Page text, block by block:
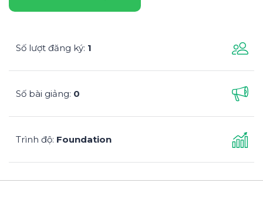
Số lượt đăng ký: 1
Số bài giảng: 0
Trình độ: Foundation